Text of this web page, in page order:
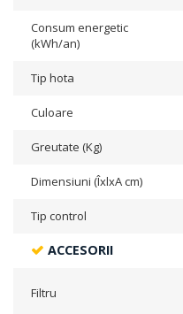
Consum energetic
(kWh/an)
Tip hota
Culoare
Greutate (Kg)
Dimensiuni (ÎxlxA cm)
Tip control
ACCESORII
Filtru